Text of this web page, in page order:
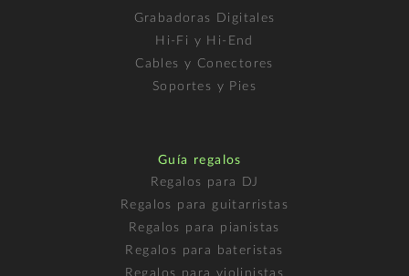
Grabadoras Digitales
Hi-Fi y Hi-End
Cables y Conectores
Soportes y Pies
Guía regalos
Regalos para DJ
Regalos para guitarristas
Regalos para pianistas
Regalos para bateristas
Regalos para violinistas